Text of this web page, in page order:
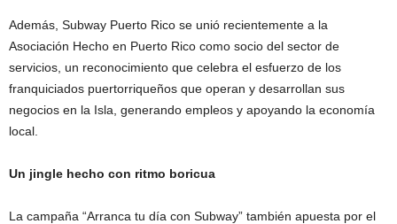
Además, Subway Puerto Rico se unió recientemente a la
Asociación Hecho en Puerto Rico como socio del sector de
servicios, un reconocimiento que celebra el esfuerzo de los
franquiciados puertorriqueños que operan y desarrollan sus
negocios en la Isla, generando empleos y apoyando la economía
local.
Un jingle hecho con ritmo boricua
La campaña “Arranca tu día con Subway” también apuesta por el